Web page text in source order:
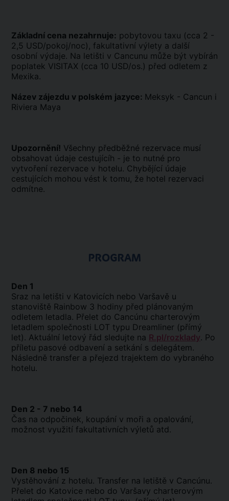
Základní cena nezahrnuje: pobytovou taxu (cca 2 -
2,5 USD/pokoj/noc), fakultativní výlety a další
osobní výdaje. Na letišti v Cancunu může být vybírán
poplatek VISITAX (cca 10 USD/os.) před odletem z
Mexika.
Název zájezdu v polském jazyce: Meksyk - Cancun i
Riviera Maya
Upozornění! Všechny předběžné rezervace musí
obsahovat údaje cestujícíh - je to nutné pro
vytvoření rezervace v hotelu. Chybějící údaje
cestujících mohou vést k tomu, že hotel rezervaci
odmítne.
PROGRAM
Den 1
Sraz na letišti v Katovicích nebo Varšavě u
stanoviště Rainbow 3 hodiny před plánovaným
odletem letadla. Přelet do Cancúnu charterovým
letadlem společnosti LOT typu Dreamliner (přímý
let). Aktuální letový řád sledujte na R.pl/rozklady. Po
příletu pasové odbavení a setkání s delegátem.
Následně transfer a přejezd trajektem do vybraného
hotelu.
Den 2 - 7 nebo 14
Čas na odpočinek, koupání v moři a opalování,
možnost využití fakultativních výletů atd.
Den 8 nebo 15
Vystěhování z hotelu. Transfer na letiště v Cancúnu.
Přelet do Katovice nebo do Varšavy charterovým